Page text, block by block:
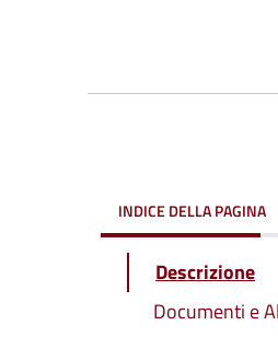
INDICE DELLA PAGINA
Descrizione
Documenti e